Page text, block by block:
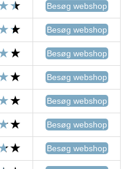
Besøg webshop
Besøg webshop
Besøg webshop
Besøg webshop
Besøg webshop
Besøg webshop
Besøg webshop